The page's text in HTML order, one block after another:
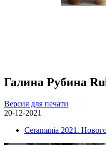
Галина Рубина
Версия для печати
20-12-2021
Ceramania 2021.